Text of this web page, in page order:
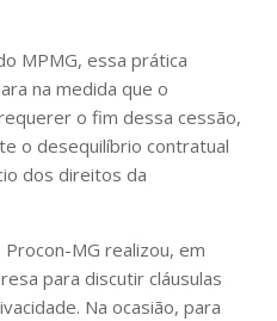
MPMG, essa prática
na medida que o
o fim dessa cessão,
o desequilíbrio contratual
dos direitos da
MG realizou, em
para discutir cláusulas
Na ocasião, para